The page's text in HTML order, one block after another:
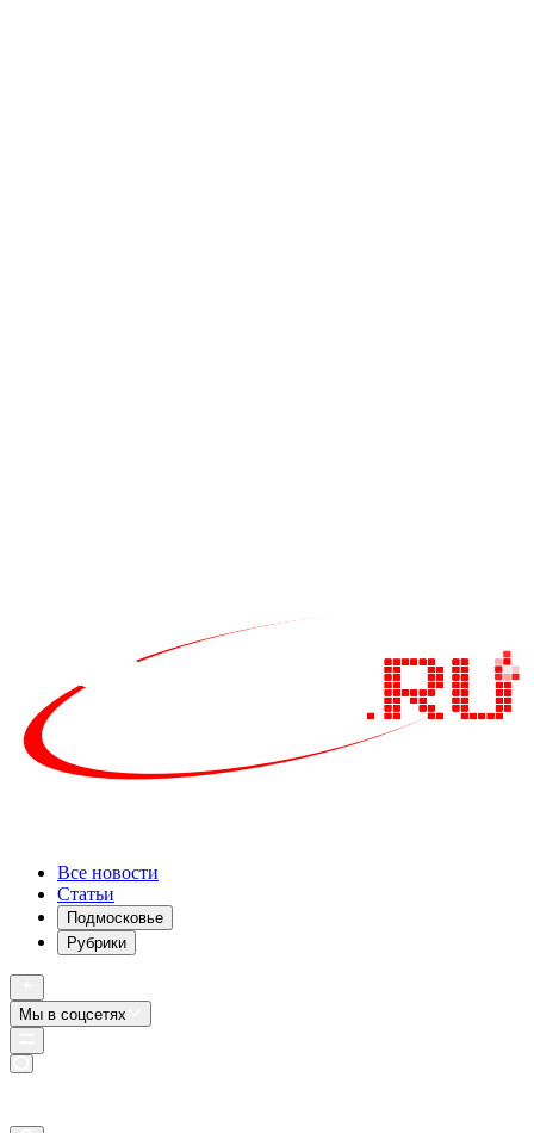
Все новости
Статьи
Подмосковье
Рубрики
Мы в соцсетях